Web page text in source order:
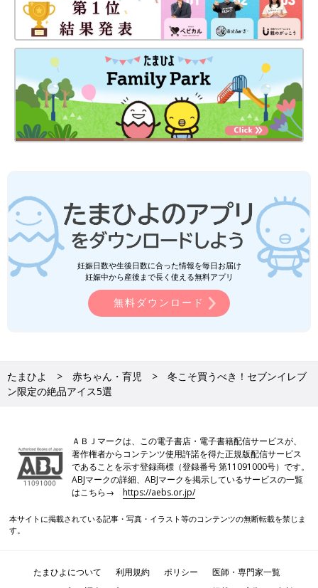
※記事の内容は記載当時の情報であり、現在と異なる場合があり
ます。
※価格はすべて税込み、2021年1月時点での金額です。
妊娠日数や生後日数に合った情報を毎日お届け
妊娠中から産後まで長く使える無料アプリ
無料ダウンロード
たまひよ 赤ちゃん・育児
冬こそ買うべき！セブンイレブ
ン限定の絶品アイス5選
ＡＢＪマークは、この電子書店・電子書籍配信サービスが、
著作権者からコンテンツ使用許諾を得た正規版配信サービス
であることを示す登録商標（登録番号 第11091000号）です。
ABJマークの詳細、ABJマークを掲示しているサービスの一覧
はこちら→https://aebs.or.jp/
本サイトに掲載されている記事・写真・イラスト等のコンテンツの無断転載を禁じま
す。
たまひよについて 利用規約 ポリシー
医師・専門家一覧